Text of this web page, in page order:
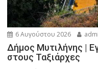
6 Αυγούστου 2026
Δήμος Μυτιλήνης |
στους Ταξιάρχες